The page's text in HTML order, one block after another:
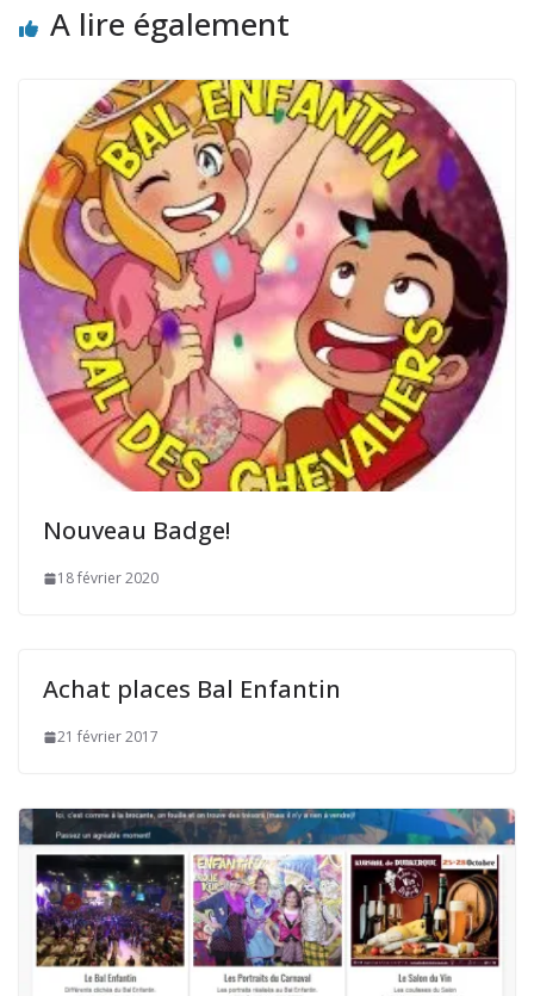
A lire également
Nouveau Badge!
18 février 2020
Achat places Bal Enfantin
21 février 2017